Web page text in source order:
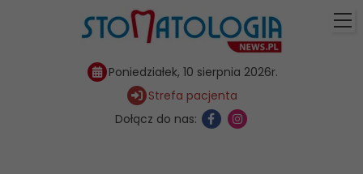
Poniedziałek, 10 sierpnia 2026r.
Strefa pacjenta
Dołącz do nas: